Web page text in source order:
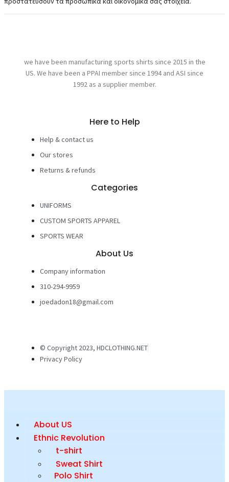
we have been manufacturing sports shirts since 2015 in the
US. We have been a PPAI member since 1994 and ASI since
1992 as a supplier member.
Here to Help
Help & contact us
Our stores
Returns & refunds
Categories
UNIFORMS
CUSTOM SPORTS APPAREL
SPORTS WEAR
About Us
Company information
310-294-9959
joedadon18@gmail.com
© Copyright 2023, HDCLOTHING.NET
Privacy Policy
About US
Ethnic Revolution
t-shirt
Sweat Shirt
Polo Shirt